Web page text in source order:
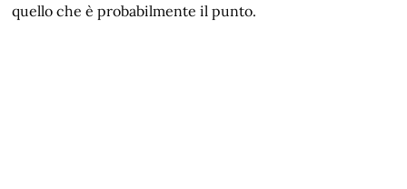
quello che è probabilmente il punto.